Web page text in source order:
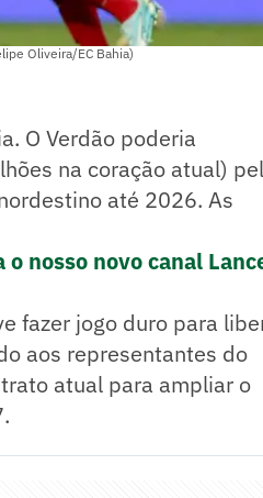
Oliveira/EC Bahia)
O Verdão poderia
na coração atual)
até 2026. As
nosso novo canal
fazer jogo duro para
aos representantes do
atual para ampliar o